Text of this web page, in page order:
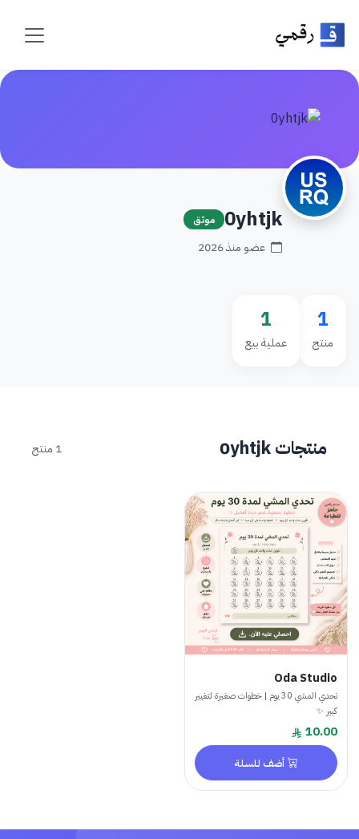
0yhtjk موثق
عضو منذ 2026
1
منتج
1
عملية بيع
منتجات 0yhtjk 1 منتج
Oda Studio
تحدي المشي 30 يوم | خطوات صغيرة لتغيير
كبير ✨
10.00
أضف للسلة